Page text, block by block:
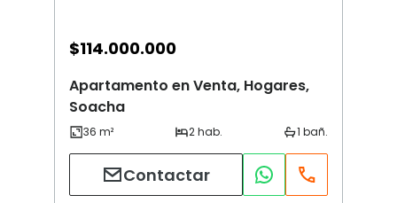
$114.000.000
Apartamento en Venta, Hogares,
Soacha
Contactar